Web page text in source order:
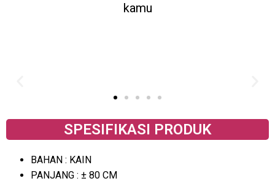
kamu
SPESIFIKASI PRODUK
BAHAN : KAIN
PANJANG : ± 80 CM